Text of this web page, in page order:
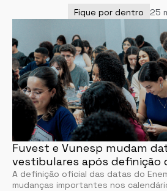
Fique por dentro 25
Fuvest e Vunesp mudam
vestibulares após definição
A definição oficial das datas do
mudanças importantes nos